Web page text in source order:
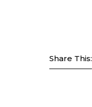
Share This: